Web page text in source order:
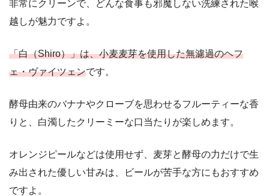
非常にクリーンで、どんな食事も邪魔しない洗練された喉
越しが魅力ですよ。
「白（Shiro）」は、小麦麦芽を使用した無濾過のヘフ
ェ・ヴァイツェンです。
酵母由来のバナナやクローブを思わせるフルーティーな香
りと、白濁したクリーミーな口当たりが楽しめます。
オレンジピールなどは使用せず、麦芽と酵母の力だけで生
み出された優しい甘みは、ビールが苦手な方にもおすすめ
ですよ。